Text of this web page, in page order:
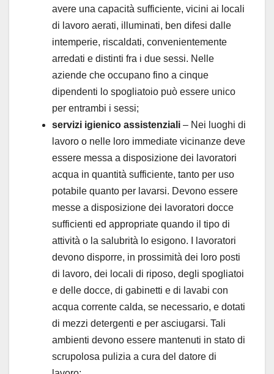
avere una capacità sufficiente, vicini ai locali
di lavoro aerati, illuminati, ben difesi dalle
intemperie, riscaldati, convenientemente
arredati e distinti fra i due sessi. Nelle
aziende che occupano fino a cinque
dipendenti lo spogliatoio può essere unico
per entrambi i sessi;
servizi igienico assistenziali – Nei luoghi di
lavoro o nelle loro immediate vicinanze deve
essere messa a disposizione dei lavoratori
acqua in quantità sufficiente, tanto per uso
potabile quanto per lavarsi. Devono essere
messe a disposizione dei lavoratori docce
sufficienti ed appropriate quando il tipo di
attività o la salubrità lo esigono. I lavoratori
devono disporre, in prossimità dei loro posti
di lavoro, dei locali di riposo, degli spogliatoi
e delle docce, di gabinetti e di lavabi con
acqua corrente calda, se necessario, e dotati
di mezzi detergenti e per asciugarsi. Tali
ambienti devono essere mantenuti in stato di
scrupolosa pulizia a cura del datore di